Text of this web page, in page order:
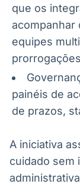
que os
acompanhar
equipes
painéis de
de prazos,
A iniciativa
cuidado sem